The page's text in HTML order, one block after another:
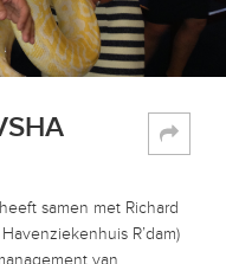
samen met Richard
R’dam)
van